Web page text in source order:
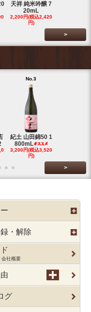
天祥 純米吟醸 7
20mL
2,200円(税込2,420
円)
>
No.3
紀土 山田錦50 1
800mL
3,200円(税込3,520
円)
>
・解除
会社概要
グ